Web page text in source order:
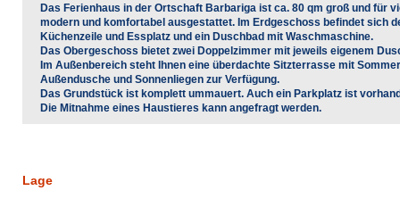
Das Ferienhaus in der Ortschaft Barbariga ist ca. 80 qm groß und für
modern und komfortabel ausgestattet. Im Erdgeschoss befindet sich
Küchenzeile und Essplatz und ein Duschbad mit Waschmaschine.
Das Obergeschoss bietet zwei Doppelzimmer mit jeweils eigenem
Im Außenbereich steht Ihnen eine überdachte Sitzterrasse mit
Außendusche und Sonnenliegen zur Verfügung.
Das Grundstück ist komplett ummauert. Auch ein Parkplatz ist
Die Mitnahme eines Haustieres kann angefragt werden.
Lage